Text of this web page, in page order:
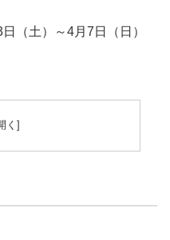
（土）～4月7日（日）